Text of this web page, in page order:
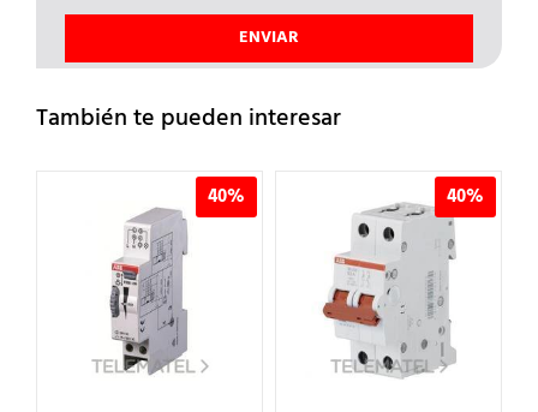
También te pueden interesar
40% 40%